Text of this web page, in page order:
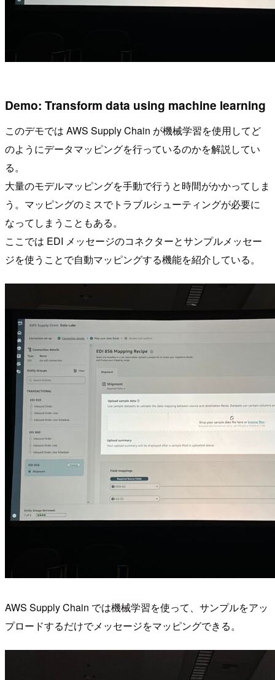
Demo: Transform data using machine learning
このデモでは AWS Supply Chain が機械学習を使用してど
のようにデータマッピングを行っているのかを解説してい
る。
大量のモデルマッピングを手動で行うと時間がかかってしま
う。マッピングのミスでトラブルシューティングが必要に
なってしまうこともある。
ここでは EDI メッセージのコネクターとサンプルメッセー
ジを使うことで自動マッピングする機能を紹介している。
AWS Supply Chain では機械学習を使って、サンプルをアッ
プロードするだけでメッセージをマッピングできる。